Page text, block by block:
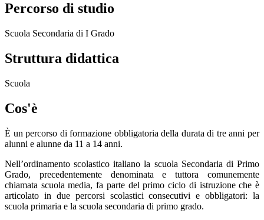
Percorso di studio
Scuola Secondaria di I Grado
Struttura didattica
Scuola
Cos'è
È un percorso di formazione obbligatoria della durata di tre anni per
alunni e alunne da 11 a 14 anni.
Nell’ordinamento scolastico italiano la scuola Secondaria di Primo
Grado, precedentemente denominata e tuttora comunemente
chiamata scuola media, fa parte del primo ciclo di istruzione che è
articolato in due percorsi scolastici consecutivi e obbligatori: la
scuola primaria e la scuola secondaria di primo grado.